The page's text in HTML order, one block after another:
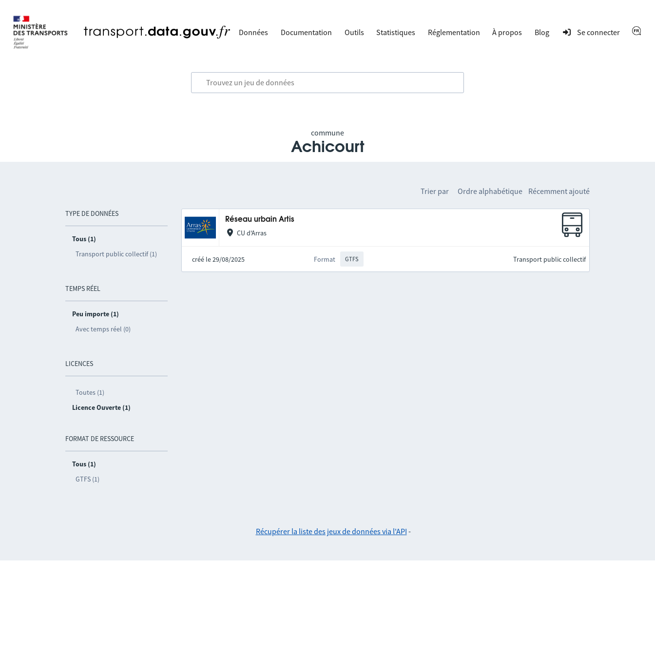
Données Documentation Outils Statistiques Réglementation À propos Blog Se connecter
commune
Achicourt
TYPE DE DONNÉES
Tous (1)
Transport public collectif (1)
TEMPS RÉEL
Peu importe (1)
Avec temps réel (0)
LICENCES
Toutes (1)
Licence Ouverte (1)
FORMAT DE RESSOURCE
Tous (1)
GTFS (1)
Trier par Ordre alphabétique Récemment ajouté
Réseau urbain Artis
CU d'Arras
créé le 29/08/2025 Format GTFS Transport public collectif
Récupérer la liste des jeux de données via l'API -